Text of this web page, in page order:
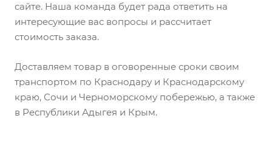
сайте. Наша команда будет рада ответить на
интересующие вас вопросы и рассчитает
стоимость заказа.
Доставляем товар в оговоренные сроки своим
транспортом по Краснодару и Краснодарскому
краю, Сочи и Черноморскому побережью, а также
в Республики Адыгея и Крым.